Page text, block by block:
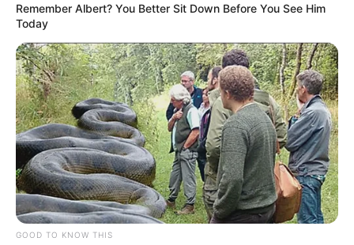
Remember Albert? You Better Sit Down Before You See Him
Today
GOOD TO KNOW THIS